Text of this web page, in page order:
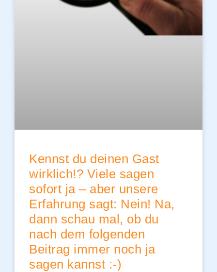
Kennst du deinen Gast
wirklich!? Viele sagen
sofort ja – aber unsere
Erfahrung sagt: Nein! Na,
dann schau mal, ob du
nach dem folgenden
Beitrag immer noch ja
sagen kannst :-)